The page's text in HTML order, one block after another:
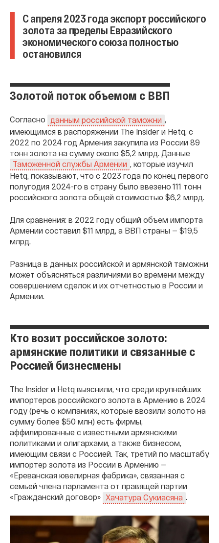
С апреля 2023 года экспорт российского
золота за пределы Евразийского
экономического союза полностью
остановился
Золотой поток объемом с ВВП
Согласно данным российской таможни ,
имеющимся в распоряжении The Insider и Hetq, с
2022 по 2024 год Армения закупила из России 89
тонн золота на сумму около $5,2 млрд. Данные
Таможенной службы Армении
, которые изучил
Hetq, показывают, что с 2023 года по конец первого
полугодия 2024-го в страну было ввезено 111 тонн
российского золота общей стоимостью $6,2 млрд.
Для сравнения: в 2022 году общий объем импорта
Армении составил $11 млрд, а ВВП страны — $19,5
млрд.
Разница в данных российской и армянской таможни
может объясняться различиями во времени между
совершением сделок и их отчетностью в России и
Армении.
Кто возит российское золото:
армянские политики и связанные с
Россией бизнесмены
The Insider и Hetq выяснили, что среди крупнейших
импортеров российского золота в Армению в 2024
году (речь о компаниях, которые ввозили золото на
сумму более $50 млн) есть фирмы,
аффилированные с известными армянскими
политиками и олигархами, а также бизнесом,
имеющим связи с Россией. Так, третий по масштабу
импортер золота из России в Армению —
«Ереванская ювелирная фабрика», связанная с
семьей члена парламента от правящей партии
«Гражданский договор» Хачатура Сукиасяна .